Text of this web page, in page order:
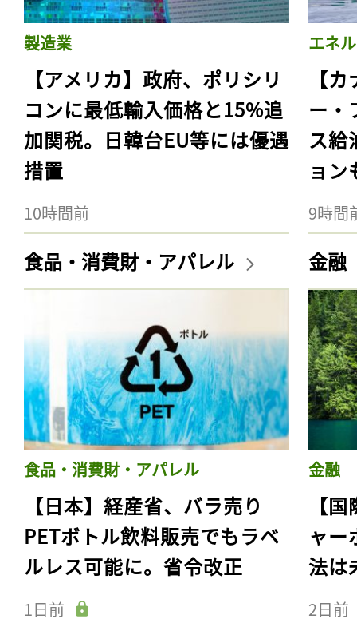
製造業
【アメリカ】政府、ポリシリ
コンに最低輸入価格と15%追
加関税。日韓台EU等には優遇
措置
10時間前
エネ
【
ー・
ス給
ョン
9時間
食品・消費財・アパレル
食品・消費財・アパレル
【日本】経産省、バラ売り
PETボトル飲料販売でもラベ
ルレス可能に。省令改正
1日前
金融
金融
【
ャー
法は
2日前